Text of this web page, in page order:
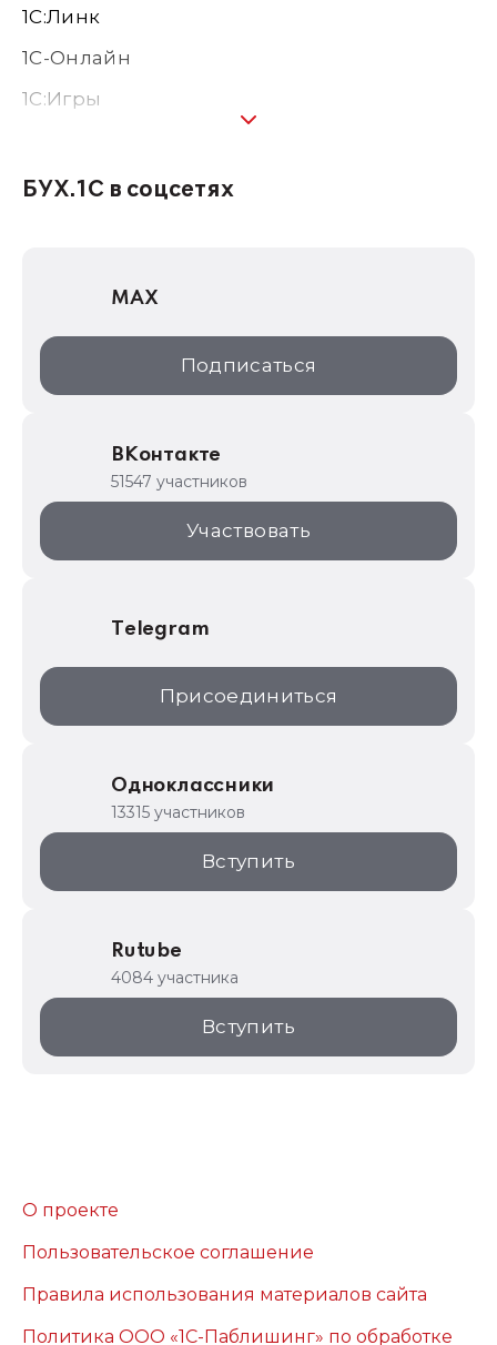
1С:Линк
1С-Онлайн
1C:Игры
1С:Консалтинг
1С:Дистрибьюция
1С:Образование
ИТС.1C.ru
1С:Торговая площадка
БУХ.1С в соцсетях
MAX
Подписаться
ВКонтакте
51547 участников
Участвовать
Telegram
Присоединиться
Одноклассники
13315 участников
Вступить
Rutube
4084 участника
Вступить
О проекте
Пользовательское соглашение
Правила использования материалов сайта
Политика ООО «1С-Паблишинг» по обработке